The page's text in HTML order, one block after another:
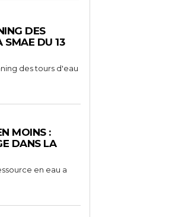
DES
SMAE DU 13
des tours d'eau
MOINS :
DANS LA
en eau a